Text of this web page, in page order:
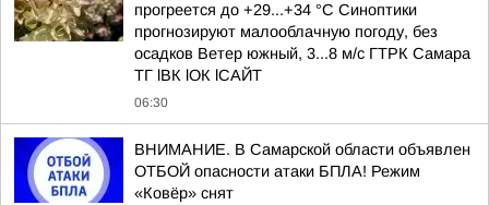
прогреется до +29...+34 °C Синоптики
прогнозируют малооблачную погоду, без
осадков Ветер южный, 3...8 м/с ГТРК Самара
ТГ lВК lОК lСАЙТ
06:30
ВНИМАНИЕ. В Самарской области объявлен
ОТБОЙ опасности атаки БПЛА! Режим
«Ковёр» снят